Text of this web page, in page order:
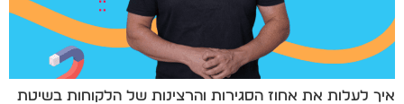
איך לעלות את אחוז הסגירות והרצינות של הלקוחות בשיטת